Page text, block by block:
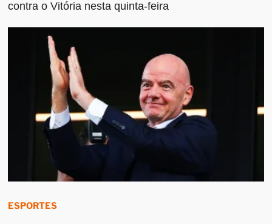
contra o Vitória nesta quinta-feira
ESPORTES